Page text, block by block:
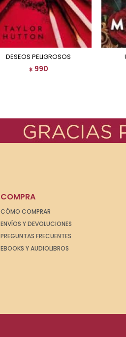
DESEOS PELIGROSOS
$ 990
COMPRA
CÓMO COMPRAR
ENVÍOS Y DEVOLUCIONES
PREGUNTAS FRECUENTES
EBOOKS Y AUDIOLIBROS